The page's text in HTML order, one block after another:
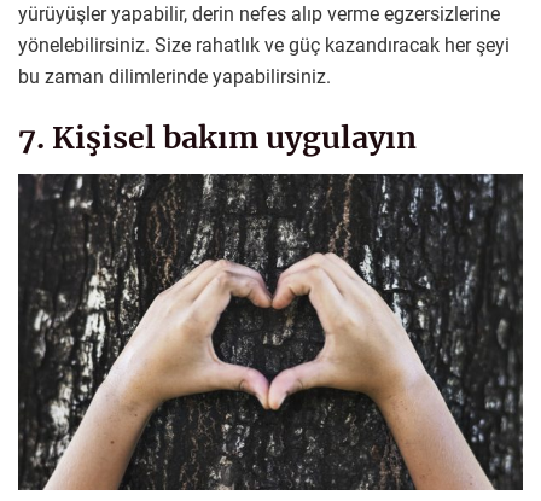
yürüyüşler yapabilir, derin nefes alıp verme egzersizlerine
yönelebilirsiniz. Size rahatlık ve güç kazandıracak her şeyi
bu zaman dilimlerinde yapabilirsiniz.
7. Kişisel bakım uygulayın